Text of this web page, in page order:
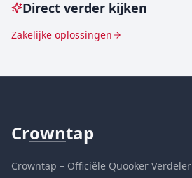
Direct verder kijken
Zakelijke oplossingen
Crowntap
Crowntap – Officiële Quooker Verdeler